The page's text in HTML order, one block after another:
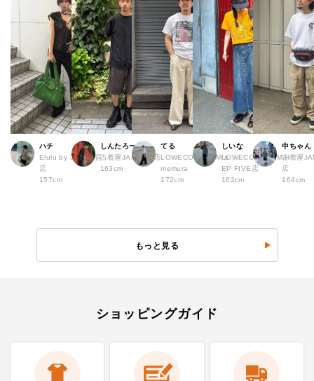
ハチ
Elulu by JAM 原宿
店
157cm
しんたろー
古着屋JAM 仙台店
163cm
てる
LOWECO by JAM a
memura
172cm
しいな
LOWECO by JAM H
EP FIVE店
162cm
中ちゃん
古着屋
店
164cm
もっと見る
ショッピングガイド